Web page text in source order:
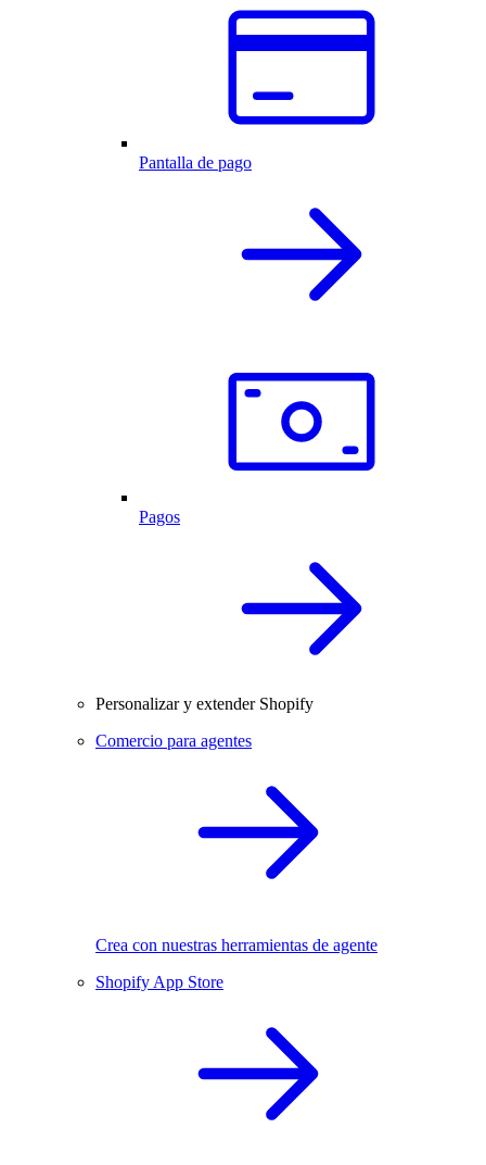
Pantalla de pago
Pagos
Personalizar y extender Shopify
Comercio para agentes
Crea con nuestras herramientas de agente
Shopify App Store